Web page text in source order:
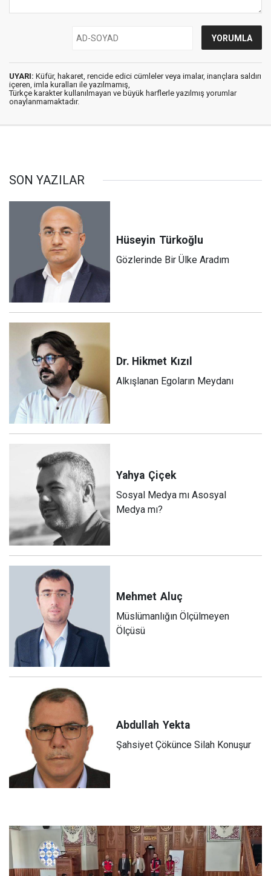
UYARI: Küfür, hakaret, rencide edici cümleler veya imalar, inançlara saldırı
içeren, imla kuralları ile yazılmamış,
Türkçe karakter kullanılmayan ve büyük harflerle yazılmış yorumlar
onaylanmamaktadır.
SON YAZILAR
Hüseyin Türkoğlu
Gözlerinde Bir Ülke Aradım
Dr. Hikmet Kızıl
Alkışlanan Egoların Meydanı
Yahya Çiçek
Sosyal Medya mı Asosyal
Medya mı?
Mehmet Aluç
Müslümanlığın Ölçülmeyen
Ölçüsü
Abdullah Yekta
Şahsiyet Çökünce Silah Konuşur